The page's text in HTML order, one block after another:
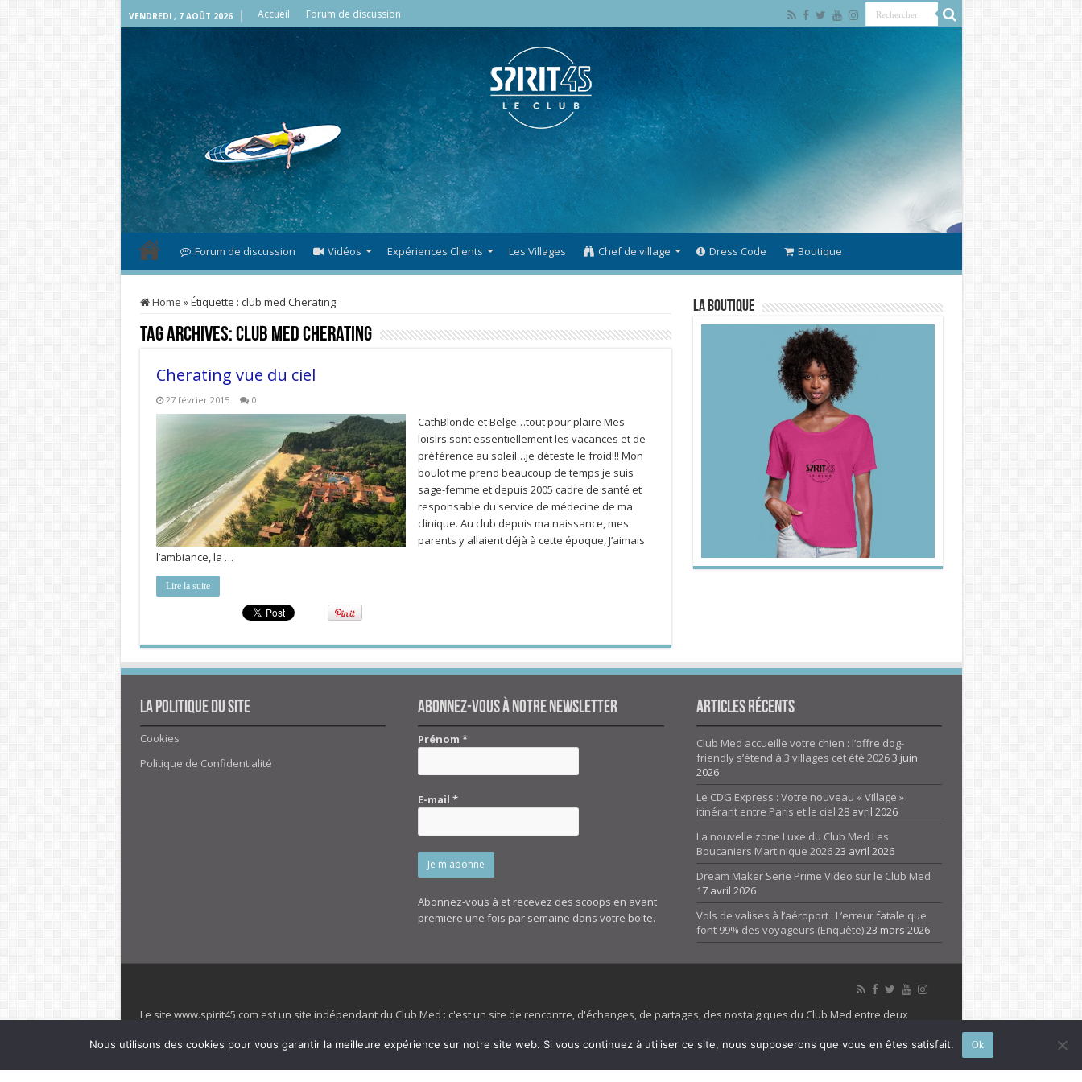
VENDREDI , 7 AOÛT 2026 Accueil Forum de discussion
Forum de discussion Vidéos Expériences Clients Les Villages Chef de village Dress Code Boutique
Home »Étiquette : club med Cherating
Tag Archives:club med Cherating
Cherating vue du ciel
27 février 2015 0
CathBlonde et Belge…tout pour plaire Mes
loisirs sont essentiellement les vacances et de
préférence au soleil…je déteste le froid!!! Mon
boulot me prend beaucoup de temps je suis
sage-femme et depuis 2005 cadre de santé et
responsable du service de médecine de ma
clinique. Au club depuis ma naissance, mes
parents y allaient déjà à cette époque, J’aimais
l’ambiance, la …
Lire la suite
La Boutique
La politique du site
Cookies
Politique de Confidentialité
Abonnez-vous à notre newsletter
Prénom*
E-mail*
Abonnez-vous à et recevez des scoops en avant
premiere une fois par semaine dans votre boite.
Articles Récents
Club Med accueille votre chien : l’offre dog-
friendly s’étend à 3 villages cet été 20263 juin
2026
Le CDG Express : Votre nouveau « Village »
itinérant entre Paris et le ciel 28 avril 2026
La nouvelle zone Luxe du Club Med Les
Boucaniers Martinique 202623 avril 2026
Dream Maker Serie Prime Video sur le Club Med
17 avril 2026
Vols de valises à l’aéroport : L’erreur fatale que
font 99% des voyageurs (Enquête)23 mars 2026
Le site www.spirit45.com est un site indépendant du Club Med : c'est un site de rencontre, d'échanges, de partages, des nostalgiques du Club Med entre deux
villages. Club Med est une marque déposée. Spirit 45 et son forum ne sont pas liés au ClubMed et la marque citée est la propriété de son détenteur respectif. Le site
officiel de la marque est : www.clubmed.fr Les images de fond de page de cette page d'accueil sont la propriétés de la marque Club Med, Tous droits réservés - 2026
Nous utilisons des cookies pour vous garantir la meilleure expérience sur notre site web. Si vous continuez à utiliser ce site, nous supposerons que vous en êtes satisfait. Ok